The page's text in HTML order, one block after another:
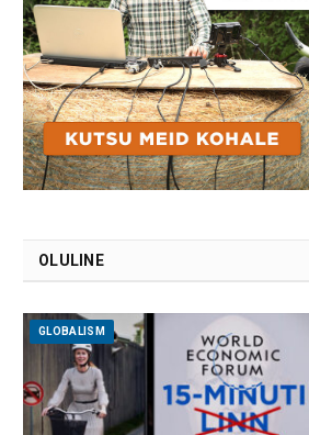
OLULINE
GLOBALISM